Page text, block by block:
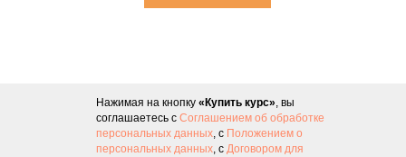
курс
Нажимая на кнопку «Купить курс», вы
соглашаетесь с Соглашением об обработке
персональных данных, с Положением о
персональных данных, с Договором для